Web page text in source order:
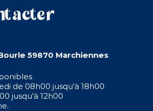
59870 Marchiennes
de 08h00 jusqu'à 18h00
jusqu'à 12h00